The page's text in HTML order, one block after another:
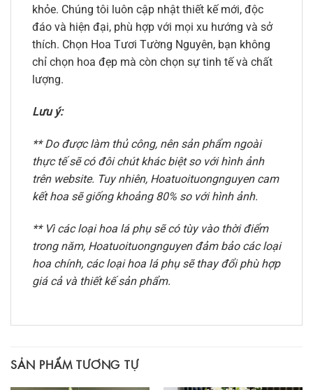
khỏe. Chúng tôi luôn cập nhật thiết kế mới, độc
đáo và hiện đại, phù hợp với mọi xu hướng và sở
thích. Chọn Hoa Tươi Tường Nguyên, bạn không
chỉ chọn hoa đẹp mà còn chọn sự tinh tế và chất
lượng.
Lưu ý:
** Do được làm thủ công, nên sản phẩm ngoài
thực tế sẽ có đôi chút khác biệt so với hình ảnh
trên website. Tuy nhiên, Hoatuoituongnguyen cam
kết hoa sẽ giống khoảng 80% so với hình ảnh.
** Vì các loại hoa lá phụ sẽ có tùy vào thời điểm
trong năm, Hoatuoituongnguyen đảm bảo các loại
hoa chính, các loại hoa lá phụ sẽ thay đổi phù hợp
giá cả và thiết kế sản phẩm.
SẢN PHẨM TƯƠNG TỰ